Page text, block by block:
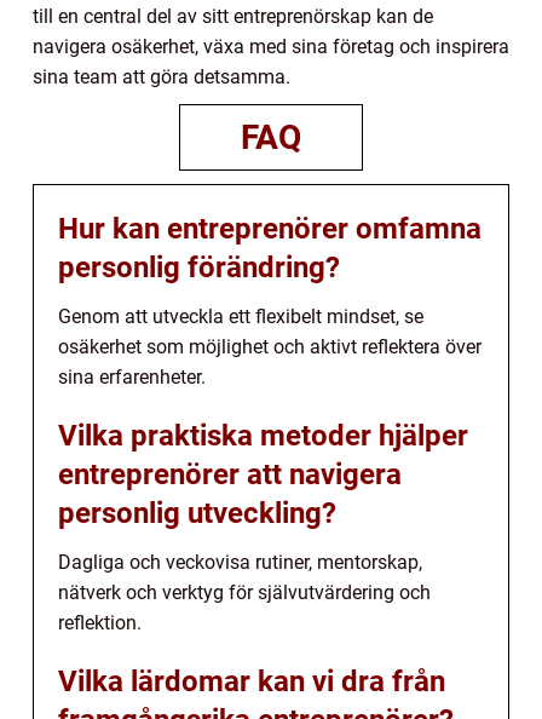
till en central del av sitt entreprenörskap kan de
navigera osäkerhet, växa med sina företag och inspirera
sina team att göra detsamma.
FAQ
Hur kan entreprenörer omfamna
personlig förändring?
Genom att utveckla ett flexibelt mindset, se
osäkerhet som möjlighet och aktivt reflektera över
sina erfarenheter.
Vilka praktiska metoder hjälper
entreprenörer att navigera
personlig utveckling?
Dagliga och veckovisa rutiner, mentorskap,
nätverk och verktyg för självutvärdering och
reflektion.
Vilka lärdomar kan vi dra från